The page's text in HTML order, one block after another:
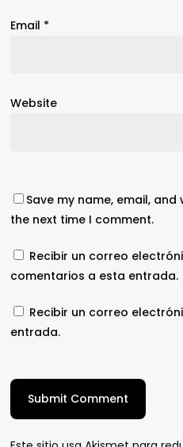
Email *
Website
Save my name, email,
the next time I comment.
Recibir un correo
comentarios a esta entrada.
Recibir un correo
entrada.